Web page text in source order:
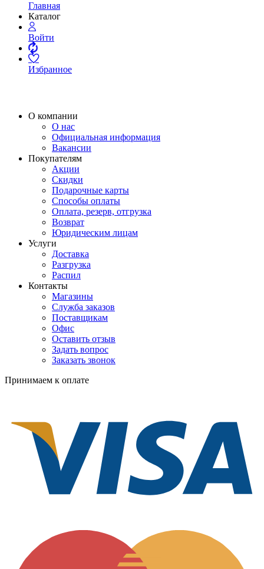
Главная
Каталог
Войти
Избранное
О компании
О нас
Официальная информация
Вакансии
Покупателям
Акции
Скидки
Подарочные карты
Способы оплаты
Оплата, резерв, отгрузка
Возврат
Юридическим лицам
Услуги
Доставка
Разгрузка
Распил
Контакты
Магазины
Служба заказов
Поставщикам
Офис
Оставить отзыв
Задать вопрос
Заказать звонок
Принимаем к оплате